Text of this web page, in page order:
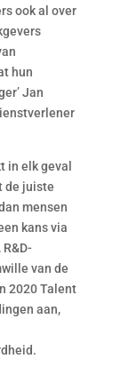
ook al over
hun
Jan
in elk geval
de juiste
mensen
kans via
van de
2020 Talent
aan,